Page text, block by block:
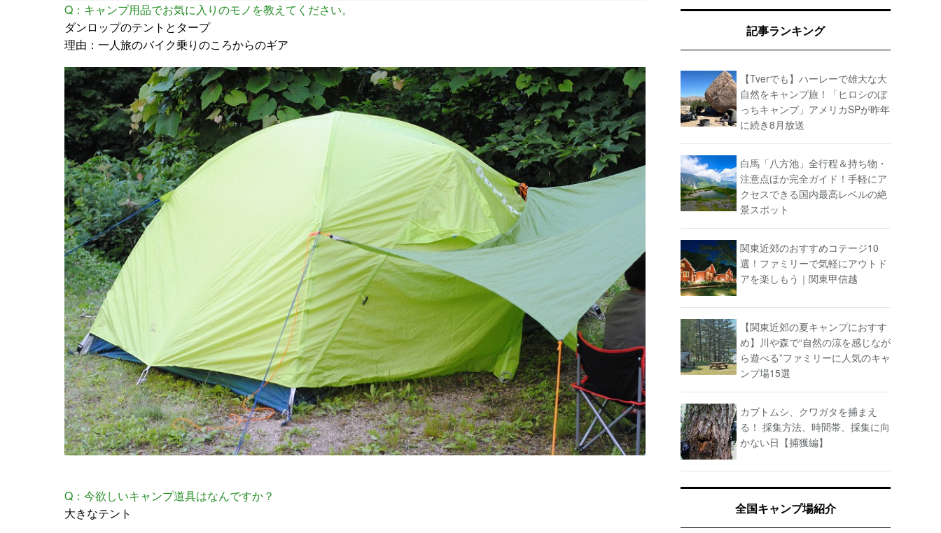
Q：キャンプ用品でお気に入りのモノを教えてください。
ダンロップのテントとタープ
理由：一人旅のバイク乗りのころからのギア
Q：今欲しいキャンプ道具はなんですか？
大きなテント
記事ランキング
【Tverでも】ハーレーで雄大な大
自然をキャンプ旅！「ヒロシのぼ
っちキャンプ」アメリカSPが昨年
に続き8月放送
白馬「八方池」全行程＆持ち物・
注意点ほか完全ガイド！手軽にア
クセスできる国内最高レベルの絶
景スポット
関東近郊のおすすめコテージ10
選！ファミリーで気軽にアウトド
アを楽しもう｜関東甲信越
【関東近郊の夏キャンプにおすす
め】川や森で“自然の涼を感じなが
ら遊べる”ファミリーに人気のキャ
ンプ場15選
カブトムシ、クワガタを捕まえ
る！ 採集方法、時間帯、採集に向
かない日【捕獲編】
全国キャンプ場紹介